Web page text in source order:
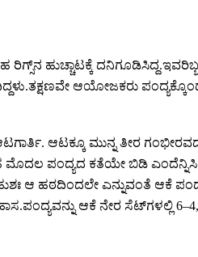
ಹುಚ್ಚಾಟಕ್ಕೆ
ಆಯೋಜಕರು
ಆಟಕ್ಕೂ ಮುನ್ನ ತೀರ
ಪಂದ್ಯದ ಕತೆಯೇ ಬಿಡಿ
ಆ ಹಠದಿಂದಲೇ ಎನ್ನುವಂತೆ ಆಕೆ
ಆಕೆ ನೇರ ಸೆಟ್‌ಗಳಲ್ಲಿ